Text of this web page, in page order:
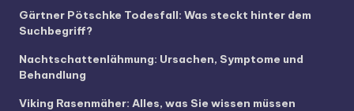
Gärtner Pötschke Todesfall: Was steckt hinter dem
Suchbegriff?
Nachtschattenlähmung: Ursachen, Symptome und
Behandlung
Viking Rasenmäher: Alles, was Sie wissen müssen